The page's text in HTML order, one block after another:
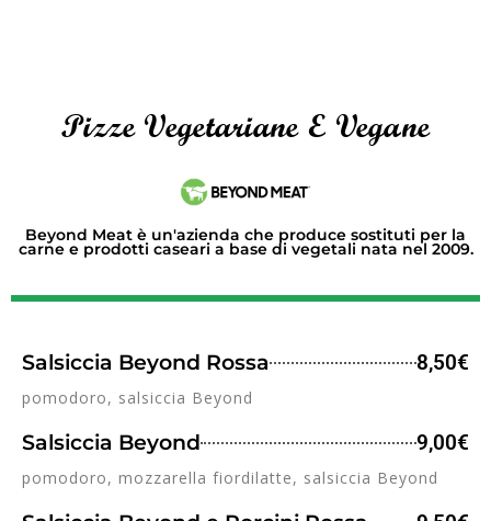
Pizze Vegetariane E Vegane
Beyond Meat è un'azienda che produce sostituti per la
carne e prodotti caseari a base di vegetali nata nel 2009.
Salsiccia Beyond Rossa 8,50€
pomodoro, salsiccia Beyond
Salsiccia Beyond 9,00€
pomodoro, mozzarella fiordilatte, salsiccia Beyond